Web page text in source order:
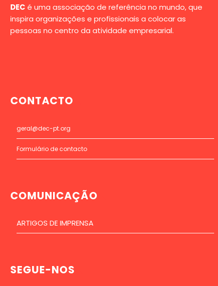
DEC é uma associação de referência no mundo, que
inspira organizações e profissionais a colocar as
pessoas no centro da atividade empresarial.
CONTACTO
geral@dec-pt.org
Formulário de contacto
COMUNICAÇÃO
ARTIGOS DE IMPRENSA
SEGUE-NOS